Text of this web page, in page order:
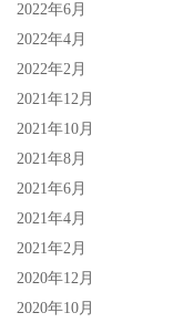
2022年6月
2022年4月
2022年2月
2021年12月
2021年10月
2021年8月
2021年6月
2021年4月
2021年2月
2020年12月
2020年10月